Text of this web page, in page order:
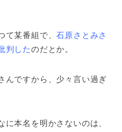
て某番組で、石原さとみさ
判したのだとか。
んですから、少々言い過ぎ
に本名を明かさないのは、